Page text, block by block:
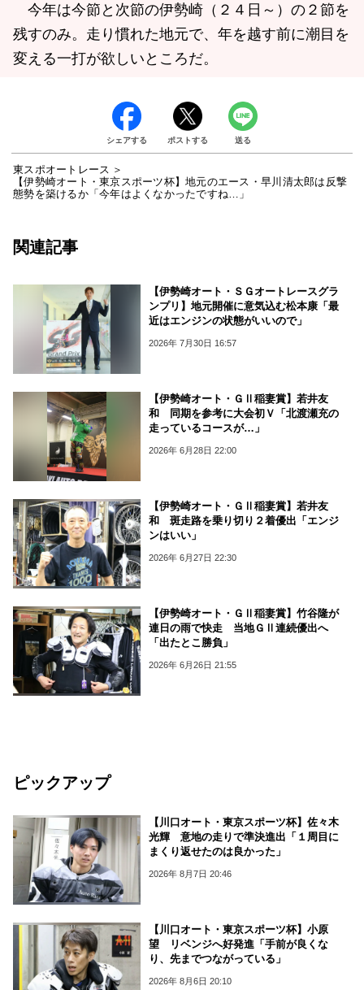
今年は今節と次節の伊勢崎（２４日～）の２節を
残すのみ。走り慣れた地元で、年を越す前に潮目を
変える一打が欲しいところだ。
シェアする ポストする 送る
東スポオートレース
【伊勢崎オート・東京スポーツ杯】地元のエース・早川清太郎は反撃
態勢を築けるか「今年はよくなかったですね…」
関連記事
【伊勢崎オート・ＳＧオートレースグラ
ンプリ】地元開催に意気込む松本康「最
近はエンジンの状態がいいので」
2026年 7月30日 16:57
【伊勢崎オート・ＧⅡ稲妻賞】若井友
和 同期を参考に大会初Ｖ「北渡瀬充の
走っているコースが…」
2026年 6月28日 22:00
【伊勢崎オート・ＧⅡ稲妻賞】若井友
和 斑走路を乗り切り２着優出「エンジ
ンはいい」
2026年 6月27日 22:30
【伊勢崎オート・ＧⅡ稲妻賞】竹谷隆が
連日の雨で快走 当地ＧⅡ連続優出へ
「出たとこ勝負」
2026年 6月26日 21:55
ピックアップ
【川口オート・東京スポーツ杯】佐々木
光輝 意地の走りで準決進出「１周目に
まくり返せたのは良かった」
2026年 8月7日 20:46
【川口オート・東京スポーツ杯】小原
望 リベンジへ好発進「手前が良くな
り、先までつながっている」
2026年 8月6日 20:10